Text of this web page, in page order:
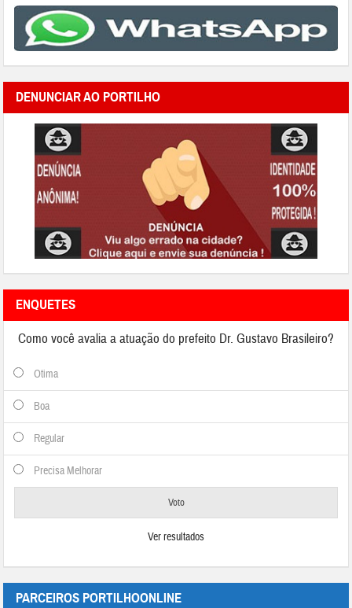
DENUNCIAR AO PORTILHO
ENQUETES
Como você avalia a atuação do prefeito Dr. Gustavo Brasileiro?
Otima
Boa
Regular
Precisa Melhorar
Ver resultados
PARCEIROS PORTILHOONLINE